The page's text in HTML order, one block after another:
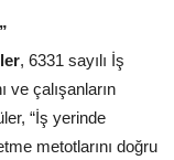
, 6331 sayılı İş
ve çalışanların
“İş yerinde
metotlarını doğru